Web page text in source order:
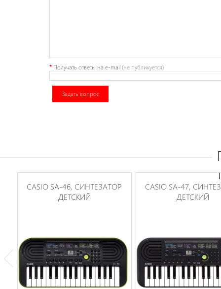
* Получать ответы на e-mail (не публикуется)
Задать вопрос
CASIO SA-46, CИНТЕЗАТОР
ДЕТСКИЙ
CASIO SA-47,
ДЕТСКИЙ